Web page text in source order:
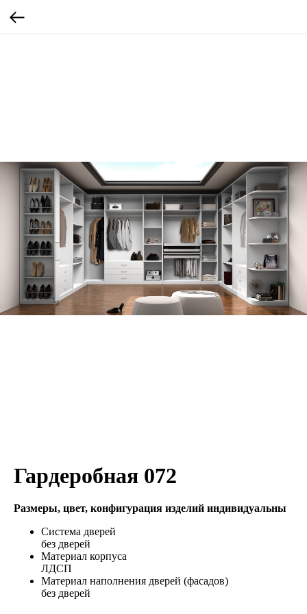
Гардеробная 072
Размеры, цвет, конфигурация изделий индивидуальны
Система дверей
без дверей
Материал корпуса
ЛДСП
Материал наполнения дверей (фасадов)
без дверей